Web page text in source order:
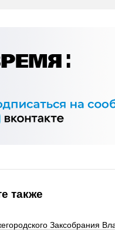
также
Заксобрания